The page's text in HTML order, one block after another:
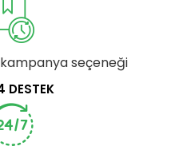
seçeneği
DESTEK